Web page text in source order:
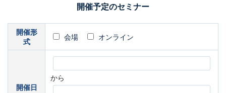
開催予定のセミナー
開催形
式
会場 オンライン
開催日
から